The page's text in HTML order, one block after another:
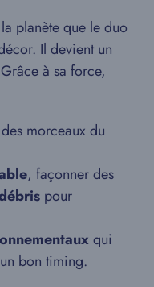
planète que le duo
Il devient un
à sa force,
des morceaux du
, façonner des
pour
qui
bon timing.